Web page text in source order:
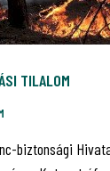
TILALOM
biztonsági